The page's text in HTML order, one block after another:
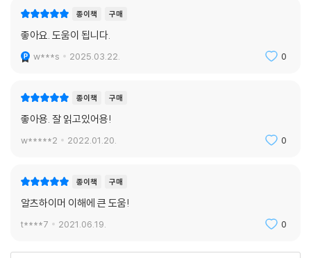
를 보호하고 나아가 더 건강한 삶을 영위하도록 돕는 방법들이 실려 있다.
- 4부에서는 이 모든 것을 종합하여 통합 솔루션을 제시한다. 전략 짜기,
문제가 생겼을 때의 방안, 영양제나 보조제 활용법, 약을 복용하고 있는 경
종이책 구매
좋아요. 도움이 됩니다.
w***s 2025.03.22. 0
종이책 구매
좋아용. 잘 읽고있어용!
w*****2 2022.01.20. 0
종이책 구매
알츠하이머 이해에 큰 도움!
t****7 2021.06.19. 0